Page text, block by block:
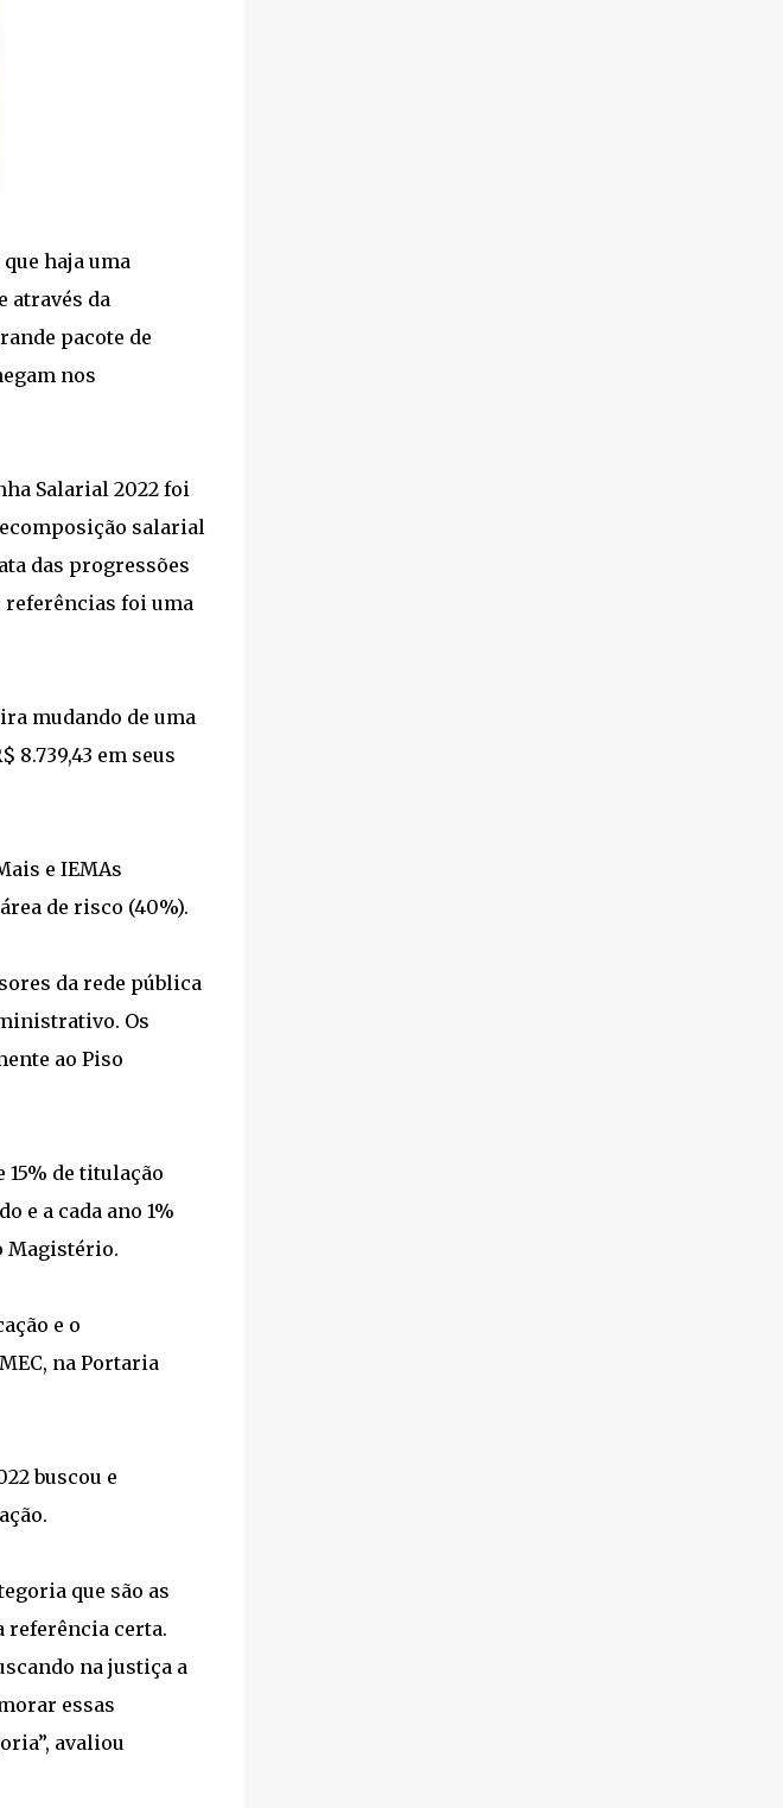
haja uma
através da
pacote de
nos
Salarial 2022 foi
salarial
das progressões
referências foi uma
mudando de uma
8.739,43 em seus
e IEMAs
de risco (40%).
da rede pública
Os
ao Piso
de titulação
e a cada ano 1%
Magistério.
e o
na Portaria
buscou e
que são as
referência certa.
na justiça a
essas
avaliou